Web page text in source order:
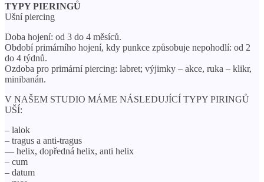
TYPY PIERINGŮ
Ušní piercing
Doba hojení: od 3 do 4 měsíců.
Období primárního hojení, kdy punkce způsobuje nepohodlí: od 2
do 4 týdnů.
Ozdoba pro primární piercing: labret; výjimky – akce, ruka – klikr,
minibanán.
V NAŠEM STUDIO MÁME NÁSLEDUJÍCÍ TYPY PIRINGŮ
UŠÍ:
– lalok
– tragus a anti-tragus
— helix, dopředná helix, anti helix
– cum
– datum